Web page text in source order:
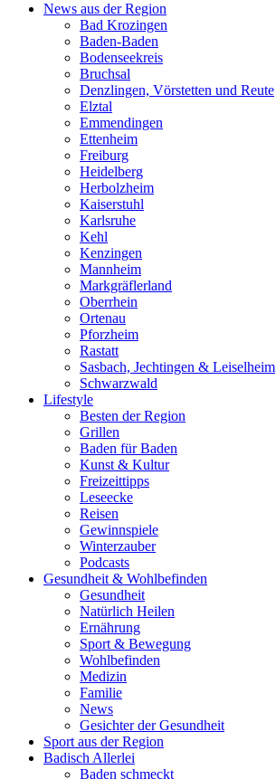
News aus der Region
Bad Krozingen
Baden-Baden
Bodenseekreis
Bruchsal
Denzlingen, Vörstetten und Reute
Elztal
Emmendingen
Ettenheim
Freiburg
Heidelberg
Herbolzheim
Kaiserstuhl
Karlsruhe
Kehl
Kenzingen
Mannheim
Markgräflerland
Oberrhein
Ortenau
Pforzheim
Rastatt
Sasbach, Jechtingen & Leiselheim
Schwarzwald
Lifestyle
Besten der Region
Grillen
Baden für Baden
Kunst & Kultur
Freizeittipps
Leseecke
Reisen
Gewinnspiele
Winterzauber
Podcasts
Gesundheit & Wohlbefinden
Gesundheit
Natürlich Heilen
Ernährung
Sport & Bewegung
Wohlbefinden
Medizin
Familie
News
Gesichter der Gesundheit
Sport aus der Region
Badisch Allerlei
Baden schmeckt